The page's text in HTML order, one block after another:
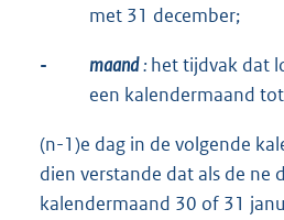
met 31 december;
- maand: het tijdvak dat
een kalendermaand
(n-1)e dag in de volgende
dien verstande dat als de ne
kalendermaand 30 of 31